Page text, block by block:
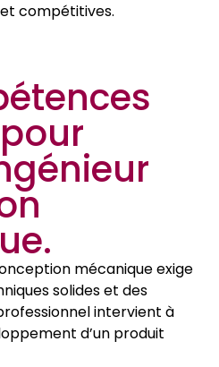
compétitives.
mécanique exige
solides et des
intervient à
d’un produit